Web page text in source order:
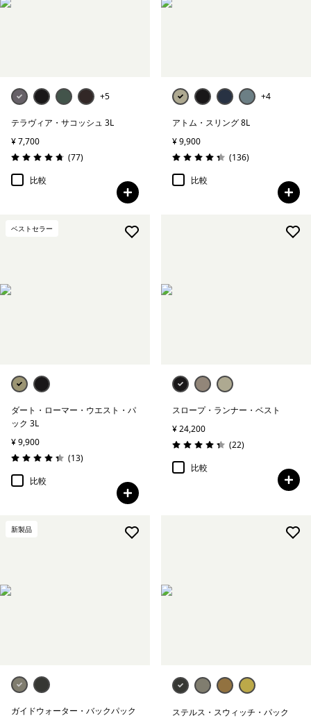
+5
テラヴィア・サコッシュ 3L
¥ 7,700
評価: 4.7 / 5
(77レビュー
)
比較
+4
アトム・スリング 8L
¥ 9,900
評価: 4.4 / 5
(136レビュー
)
比較
ベストセラー
ダート・ローマー・ウエスト・パ
ック 3L
¥ 9,900
評価: 4.3 / 5
(13レビュー
)
比較
スロープ・ランナー・ベスト
¥ 24,200
評価: 4.4 / 5
(22レビュー
)
比較
新製品
ガイドウォーター・バックパック
ステルス・スウィッチ・パック